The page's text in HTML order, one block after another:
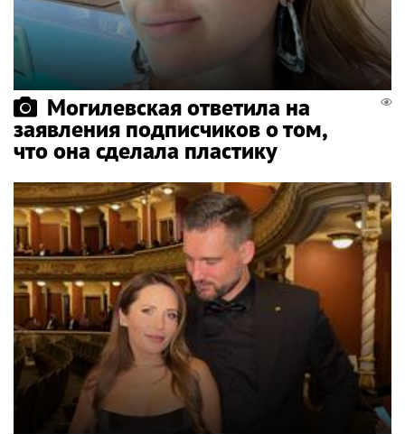
Могилевская ответила на
заявления подписчиков о том,
что она сделала пластику